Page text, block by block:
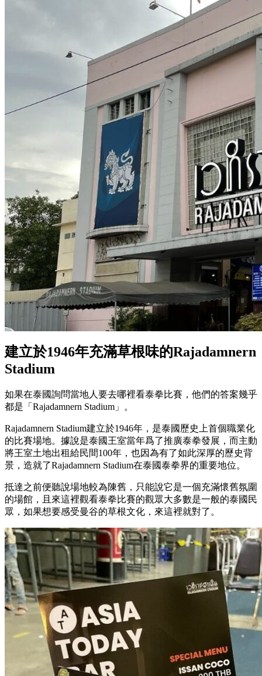
建立於1946年充滿草根味的Rajadamnern
Stadium
如果在泰國詢問當地人要去哪裡看泰拳比賽，他們的答案幾乎
都是「Rajadamnern Stadium」。
Rajadamnern Stadium建立於1946年，是泰國歷史上首個職業化
的比賽場地。據說是泰國王室當年爲了推廣泰拳發展，而主動
將王室土地出租給民間100年，也因為有了如此深厚的歷史背
景，造就了Rajadamnern Stadium在泰國泰拳界的重要地位。
抵達之前便聽說場地較為陳舊，只能說它是一個充滿懷舊氛圍
的場館，且來這裡觀看泰拳比賽的觀眾大多數是一般的泰國民
眾，如果想要感受曼谷的草根文化，來這裡就對了。